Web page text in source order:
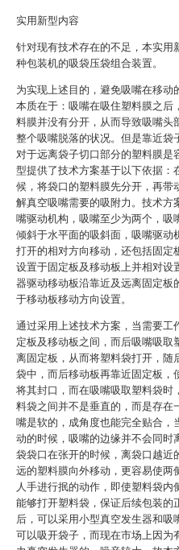
实用新型内容
针对现有技术存在的不足，本实用
种包装机的吸袋压袋组合装置。
为实现上述目的，避免吸嘴在移动
本质在于：吸嘴在吸住塑料膜之后
料膜并没有分开，从而导致吸嘴头
整个吸嘴脱落的状况。但是靠近袋
对于远离袋子切口部分的塑料膜是
型提供了技术方案基于以下依据：
候，将袋口的塑料膜先分开，再带
解真空吸嘴需要的吸附力。技术方
嘴驱动机构，吸嘴至少为两个，吸
倾斜于水平面的吸斜面，吸嘴驱动
打开的相对方向移动，还包括固定
设置于固定板及移动板上并相对设
器驱动移动板沿靠近及远离固定板
于移动板移动方向设置。
通过采用上述技术方案，当需要工
定板及移动板之间，而后吸嘴吸取
离固定板，从而将塑料袋打开，随
袋中，而后移动板再靠近固定板，
将其封口，而在吸嘴吸取塑料袋时
料袋之间并不是垂直的，而是存在
嘴是软的，成角度也能完全贴合，
动的时候，吸嘴的边缘并不会同时
袋袋口在张开的时候，离袋口越近
远的塑料膜向外移动，更容易使两
人手进行抿的动作，即使塑料袋内
能够打开塑料袋，保证后续包装的
后，可以采用小型真空发生器和吸
可以吸开袋子，而现在市场上因为